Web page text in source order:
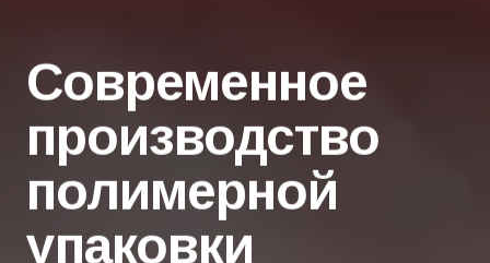
Современное
производство
полимерной
упаковки